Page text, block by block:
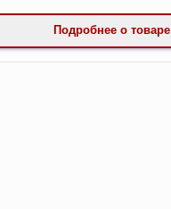
Подробнее о товаре